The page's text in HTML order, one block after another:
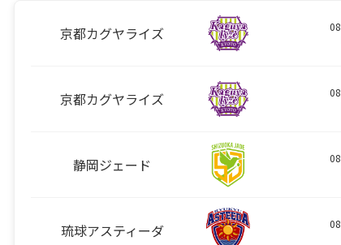
京都カグヤライズ
京都カグヤライズ
静岡ジェード
琉球アスティーダ